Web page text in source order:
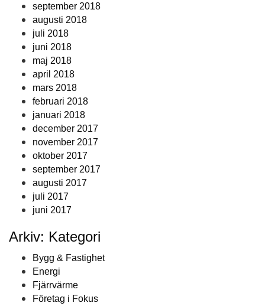
september 2018
augusti 2018
juli 2018
juni 2018
maj 2018
april 2018
mars 2018
februari 2018
januari 2018
december 2017
november 2017
oktober 2017
september 2017
augusti 2017
juli 2017
juni 2017
Arkiv: Kategori
Bygg & Fastighet
Energi
Fjärrvärme
Företag i Fokus